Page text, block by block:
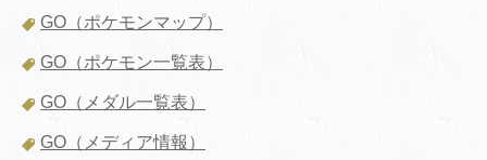
GO（ポケモンマップ）
GO（ポケモン一覧表）
GO（メダル一覧表）
GO（メディア情報）